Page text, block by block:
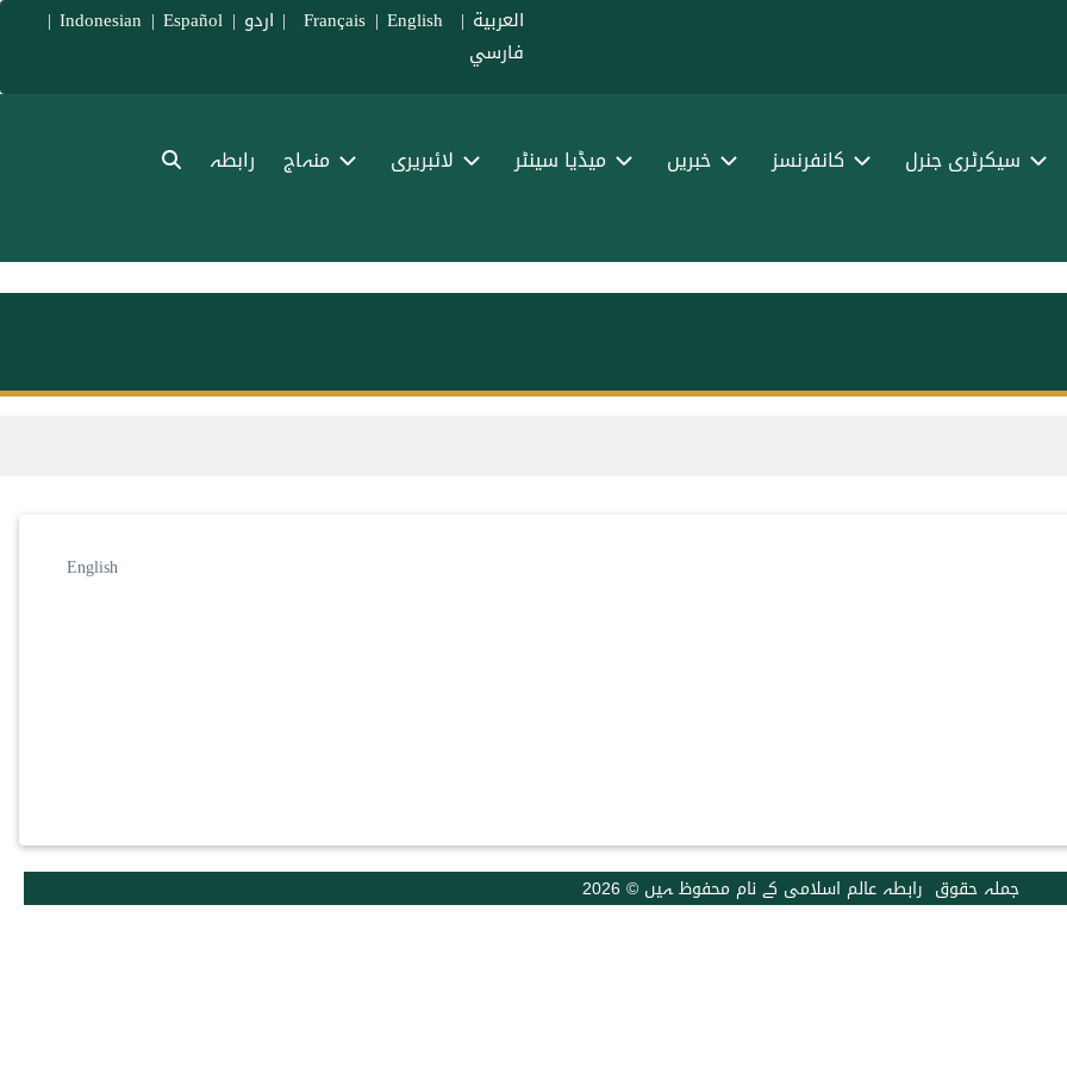
العربية |
Français
| English
| اردو |
Indonesian |Español
|
فارسي
سیکرٹری جنرل کانفرنسز خبریں میڈیا سینٹر لائبریری منہاج رابطہ
English
جملہ حقوق رابطہ عالم اسلامی کے نام محفوظ ہیں © 2026